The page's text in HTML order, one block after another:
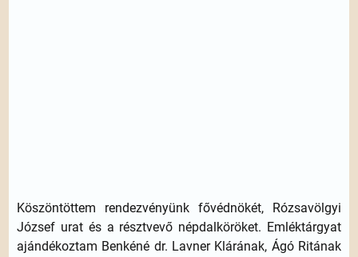
Köszöntöttem rendezvényünk fővédnökét, Rózsavölgyi
József urat és a résztvevő népdalköröket. Emléktárgyat
ajándékoztam Benkéné dr. Lavner Klárának, Ágó Ritának